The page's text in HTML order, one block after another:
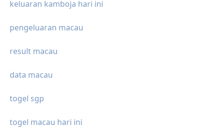
keluaran kamboja hari ini
pengeluaran macau
result macau
data macau
togel sgp
togel macau hari ini